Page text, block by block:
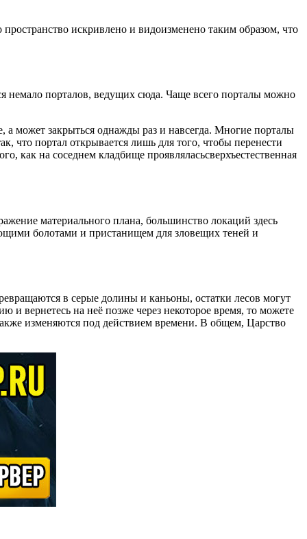
искривлено и видоизменено таким образом, что
немало порталов, ведущих сюда. Чаще всего порталы можно
а может закрыться однажды раз и навсегда. Многие порталы
что портал открывается лишь для того, чтобы перенести
как на соседнем кладбище проявляласьсверхъестественная
материального плана, большинство локаций здесь
болотами и пристанищем для зловещих теней и
в серые долины и каньоны, остатки лесов могут
вернетесь на неё позже через некоторое время, то можете
изменяются под действием времени. В общем, Царство